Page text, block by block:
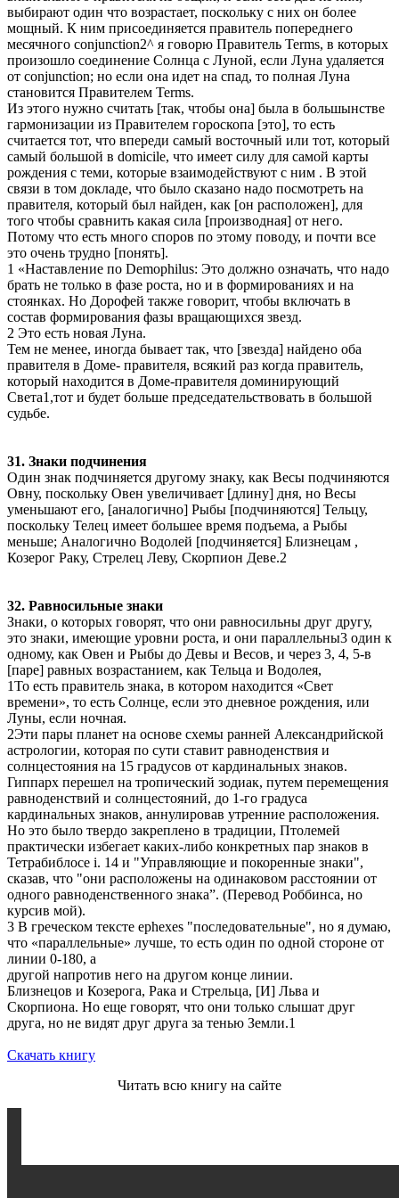
выбирают один что возрастает, поскольку с них он более
мощный. К ним присоединяется правитель попереднего
месячного conjunction2^ я говорю Правитель Terms, в которых
произошло соединение Солнца с Луной, если Луна удаляется
от conjunction; но если она идет на спад, то полная Луна
становится Правителем Terms.
Из этого нужно считать [так, чтобы она] была в большынстве
гармонизации из Правителем гороскопа [это], то есть
считается тот, что впереди самый восточный или тот, который
самый большой в domicile, что имеет силу для самой карты
рождения с теми, которые взаимодействуют с ним . В этой
связи в том докладе, что было сказано надо посмотреть на
правителя, который был найден, как [он расположен], для
того чтобы сравнить какая сила [производная] от него.
Потому что есть много споров по этому поводу, и почти все
это очень трудно [понять].
1 «Наставление по Demophilus: Это должно означать, что надо
брать не только в фазе роста, но и в формированиях и на
стоянках. Но Дорофей также говорит, чтобы включать в
состав формирования фазы вращающихся звезд.
2 Это есть новая Луна.
Тем не менее, иногда бывает так, что [звезда] найдено оба
правителя в Доме- правителя, всякий раз когда правитель,
который находится в Доме-правителя доминирующий
Света1,тот и будет больше председательствовать в большой
судьбе.
31. Знаки подчинения
Один знак подчиняется другому знаку, как Весы подчиняются
Овну, поскольку Овен увеличивает [длину] дня, но Весы
уменьшают его, [аналогично] Рыбы [подчиняются] Тельцу,
поскольку Телец имеет большее время подъема, а Рыбы
меньше; Аналогично Водолей [подчиняется] Близнецам ,
Козерог Раку, Стрелец Леву, Скорпион Деве.2
32. Равносильные знаки
Знаки, о которых говорят, что они равносильны друг другу,
это знаки, имеющие уровни роста, и они параллельны3 один к
одному, как Овен и Рыбы до Девы и Весов, и через 3, 4, 5-в
[паре] равных возрастанием, как Тельца и Водолея,
1То есть правитель знака, в котором находится «Свет
времени», то есть Солнце, если это дневное рождения, или
Луны, если ночная.
2Эти пары планет на основе схемы ранней Александрийской
астрологии, которая по сути ставит равноденствия и
солнцестояния на 15 градусов от кардинальных знаков.
Гиппарх перешел на тропический зодиак, путем перемещения
равноденствий и солнцестояний, до 1-го градуса
кардинальных знаков, аннулировав утренние расположения.
Но это было твердо закреплено в традиции, Птолемей
практически избегает каких-либо конкретных пар знаков в
Тетрабиблосе i. 14 и "Управляющие и покоренные знаки",
сказав, что "они расположены на одинаковом расстоянии от
одного равноденственного знака”. (Перевод Роббинса, но
курсив мой).
3 В греческом тексте ephexes "последовательные", но я думаю,
что «параллельные» лучше, то есть один по одной стороне от
линии 0-180, а
другой напротив него на другом конце линии.
Близнецов и Козерога, Рака и Стрельца, [И] Льва и
Скорпиона. Но еще говорят, что они только слышат друг
друга, но не видят друг друга за тенью Земли.1
Скачать книгу
Читать всю книгу на сайте